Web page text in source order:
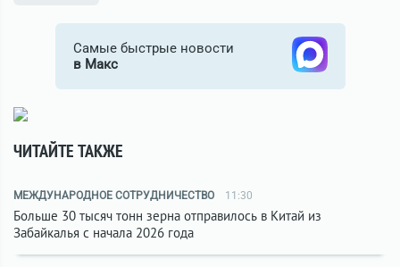
Самые быстрые новости
в Макс
ЧИТАЙТЕ ТАКЖЕ
МЕЖДУНАРОДНОЕ СОТРУДНИЧЕСТВО 11:30
Больше 30 тысяч тонн зерна отправилось в Китай из
Забайкалья с начала 2026 года